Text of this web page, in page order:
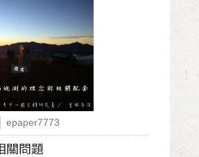
epaper7773
關問題